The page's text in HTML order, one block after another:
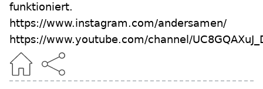
funktioniert.
https://www.instagram.com/andersamen/
https://www.youtube.com/channel/